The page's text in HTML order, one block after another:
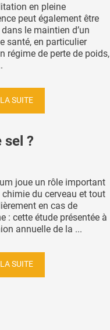
en pleine
peut également être
le maintien d’un
santé, en particulier
régime de perte de poids,
SUITE
sel ?
joue un rôle important
du cerveau et tout
en cas de
: cette étude présentée à
annuelle de la ...
SUITE